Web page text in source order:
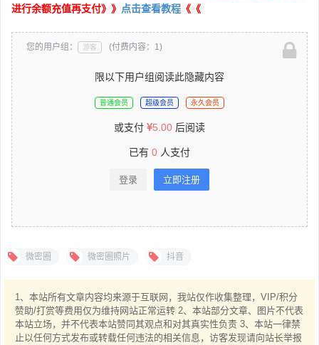
进行余额充值再支付》》 点击查看教程 《《
您的用户组： 游客 (付费内容：1)
限以下用户组阅读此隐藏内容
普通会员 超级会员 永久会员
或支付 5.00 后阅读
已有 0 人支付
登录 立即注册
微密圈 微密圈照片 抖音
1、本站所有文章内容均来源于互联网，我站仅作收集整理，VIP/积分
赞助/打赏等费用仅为维持网站正常运转 2、本站部分文章、图片不代表
本站立场，并不代表本站赞同其观点和对其真实性负责 3、本站一律禁
止以任何方式发布或转载任何违法的相关信息，访客发现请向站长举报